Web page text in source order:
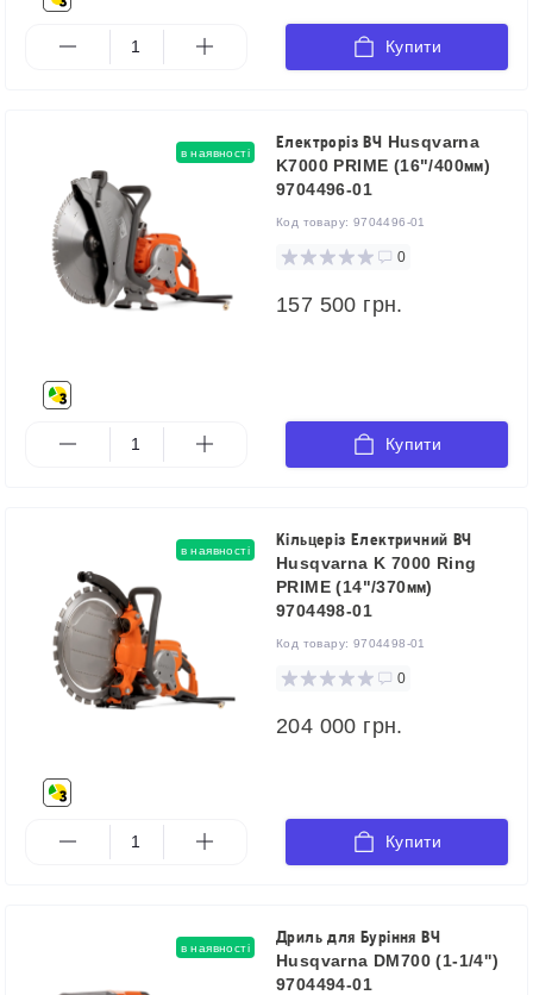
Купити
в наявності
Електроріз ВЧ Husqvarna
K7000 PRIME (16"/400мм)
9704496-01
Код товару: 9704496-01
0
157 500 грн.
Купити
в наявності
Кільцеріз Електричний ВЧ
Husqvarna K 7000 Ring
PRIME (14"/370мм)
9704498-01
Код товару: 9704498-01
0
204 000 грн.
Купити
в наявності
Дриль для Буріння ВЧ
Husqvarna DM700 (1-1/4'')
9704494-01